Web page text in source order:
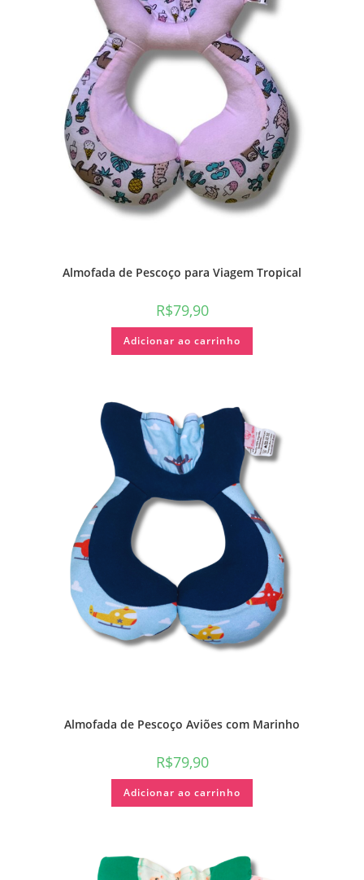
Almofada de Pescoço para Viagem Tropical
R$79,90
Adicionar ao carrinho
Almofada de Pescoço Aviões com Marinho
R$79,90
Adicionar ao carrinho